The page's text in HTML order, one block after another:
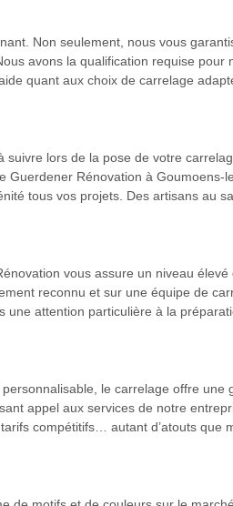
Non seulement, nous vous
avons la qualification requise pour
quant aux choix de carrelage
lors de la pose de votre
Guerdener Rénovation à Goumoens-
tous vos projets. Des artisans au
vous assure un niveau élevé
reconnu et sur une équipe de
une attention particulière à la
le carrelage offre une
appel aux services de notre
compétitifs… autant d’atouts que